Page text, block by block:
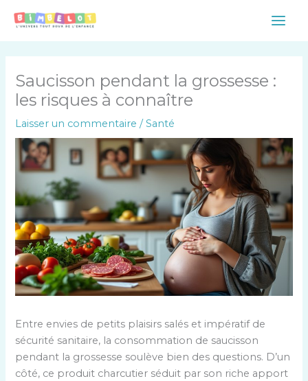
Main
Saucisson pendant la grossesse :
les risques à connaître
Laisser un commentaire /Santé
Entre envies de petits plaisirs salés et impératif de
sécurité sanitaire, la consommation de saucisson
pendant la grossesse soulève bien des questions. D’un
côté, ce produit charcutier séduit par son riche apport